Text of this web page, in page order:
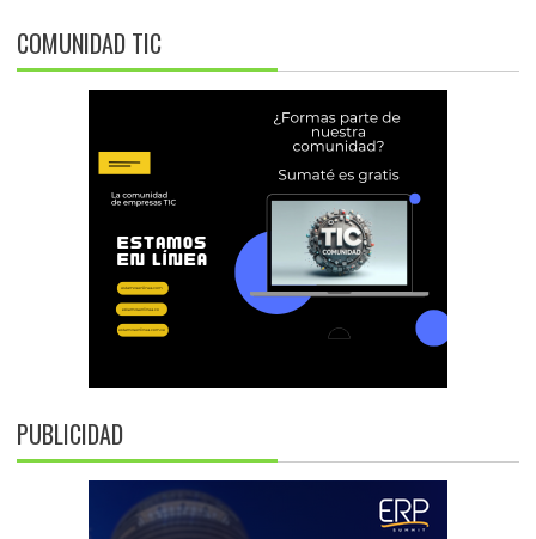
COMUNIDAD TIC
PUBLICIDAD